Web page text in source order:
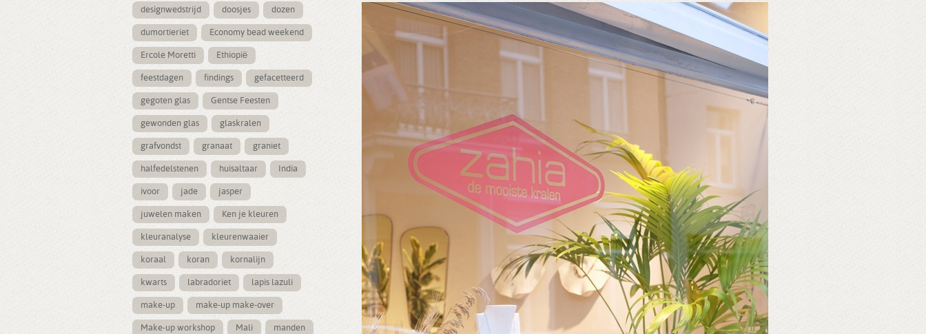
designwedstrijd doosjes dozen
dumortieriet Economy bead weekend
Ercole Moretti Ethiopië
feestdagen findings gefacetteerd
gegoten glas Gentse Feesten
gewonden glas glaskralen
grafvondst granaat graniet
halfedelstenen huisaltaar India
ivoor jade jasper
juwelen maken Ken je kleuren
kleuranalyse kleurenwaaier
koraal koran kornalijn
kwarts labradoriet lapis lazuli
make-up make-up make-over
Make-up workshop Mali manden